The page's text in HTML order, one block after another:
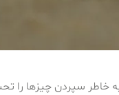
خاطر سپردن چیزها را